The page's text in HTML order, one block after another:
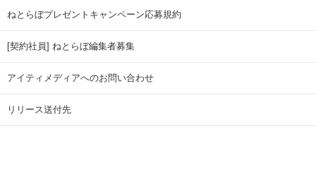
ねとらぼプレゼントキャンペーン応募規約
[契約社員] ねとらぼ編集者募集
アイティメディアへのお問い合わせ
リリース送付先